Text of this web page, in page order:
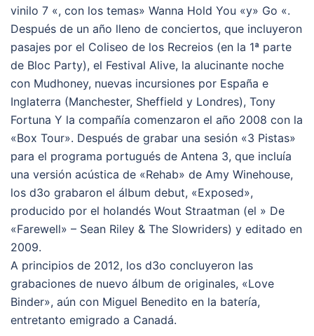
vinilo 7 «, con los temas» Wanna Hold You «y» Go «.
Después de un año lleno de conciertos, que incluyeron
pasajes por el Coliseo de los Recreios (en la 1ª parte
de Bloc Party), el Festival Alive, la alucinante noche
con Mudhoney, nuevas incursiones por España e
Inglaterra (Manchester, Sheffield y Londres), Tony
Fortuna Y la compañía comenzaron el año 2008 con la
«Box Tour». Después de grabar una sesión «3 Pistas»
para el programa portugués de Antena 3, que incluía
una versión acústica de «Rehab» de Amy Winehouse,
los d3o grabaron el álbum debut, «Exposed»,
producido por el holandés Wout Straatman (el » De
«Farewell» – Sean Riley & The Slowriders) y editado en
2009.
A principios de 2012, los d3o concluyeron las
grabaciones de nuevo álbum de originales, «Love
Binder», aún con Miguel Benedito en la batería,
entretanto emigrado a Canadá.